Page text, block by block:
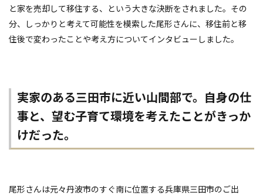
と家を売却して移住する、という大きな決断をされました。その
分、しっかりと考えて可能性を模索した尾形さんに、移住前と移
住後で変わったことや考え方についてインタビューしました。
実家のある三田市に近い山間部で。自身の仕
事と、望む子育て環境を考えたことがきっか
けだった。
尾形さんは元々丹波市のすぐ南に位置する兵庫県三田市のご出